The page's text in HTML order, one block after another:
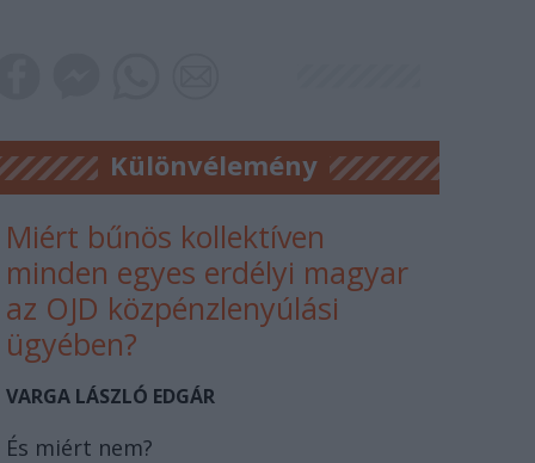
Különvélemény
Miért bűnös kollektíven
minden egyes erdélyi magyar
az OJD közpénzlenyúlási
ügyében?
VARGA LÁSZLÓ EDGÁR
És miért nem?